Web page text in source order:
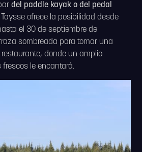
del paddle kayak o del pedal
Taysse ofrece la posibilidad desde
el 30 de septiembre de
sombreada para tomar una
donde un amplio
le encantará.